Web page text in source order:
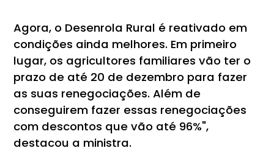
Agora, o Desenrola Rural é reativado em
condições ainda melhores. Em primeiro
lugar, os agricultores familiares vão ter o
prazo de até 20 de dezembro para fazer
as suas renegociações. Além de
conseguirem fazer essas renegociações
com descontos que vão até 96%",
destacou a ministra.